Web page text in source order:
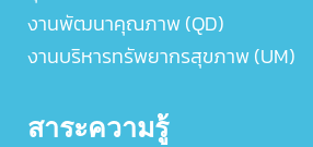
งานพัฒนาคุณภาพ (QD)
งานบริหารทรัพยากรสุขภาพ (UM)
สาระความรู้